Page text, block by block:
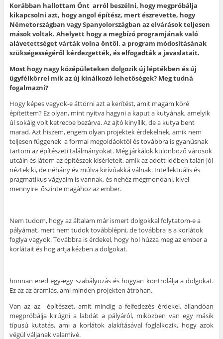
Korábban hallottam Önt arról beszélni, hogy megpróbálja
kikapcsolni azt, hogy angol építész, mert észrevette, hogy
Németországban vagy Spanyolországban az elvárások teljesen
mások voltak. Ahelyett hogy a megbízó programjának való
alávetettséget várták volna öntől, a program módosításának
szükségességéről kérdezgették, és elfogadták a javaslatait.
Most hogy nagy középületeken dolgozik új léptékben és új
ügyfélkörrel mik az új kínálkozó lehetőségek? Meg tudná
fogalmazni?
Hogy képes vagyok-e áttörni azt a kerítést, amit magam köré
építettem? Ez olyan, mint nyitva hagyni a kaput a kutyának, amelyik
úl sokáig volt ketrecbe bezárva. Az ajtó kinyílik, de a kutya bent
marad. Azt hiszem, engem olyan projektek érdekelnek, amik nem
teljesen függenek a formai megoldáoktól és továbbra is gyanúsnak
tartom az építészeti találmányokat. Még járkálok különböző városok
utcáin és látom az építészek kísérleteit, amik az adott időben talán jól
néztek ki, de néhány év múlva kirívóakká válnak. Intellektuális és
pragmatikus vágyaim is vannak, és nehéz megmondani, kivel
mennyire őszinte magához az ember.
Nem tudom, hogy az általam már ismert dolgokkal folytatom-e a
pályámat, mert nem tudok továbblépni, de továbbra is a korlátok
foglya vagyok. Továbbra is érdekel, hogy hol húzza meg az ember a
korlátait és hog artja kézben a dolgokat.
honnan ered egy-egy szabályozás és hogyan kontrolálja a dolgokat.
Ez az az áramlás, ami minden projekten átrohan.
Van az az építészet, amit mindig a felfedezés érdekel, állandóan
megpróbálja kirúgni a labdát a pályáról, miközben van egy másik
típusú kutatás, ami a korlátok alakításával foglalkozik, hogy azok
végül váljanak valamivé.